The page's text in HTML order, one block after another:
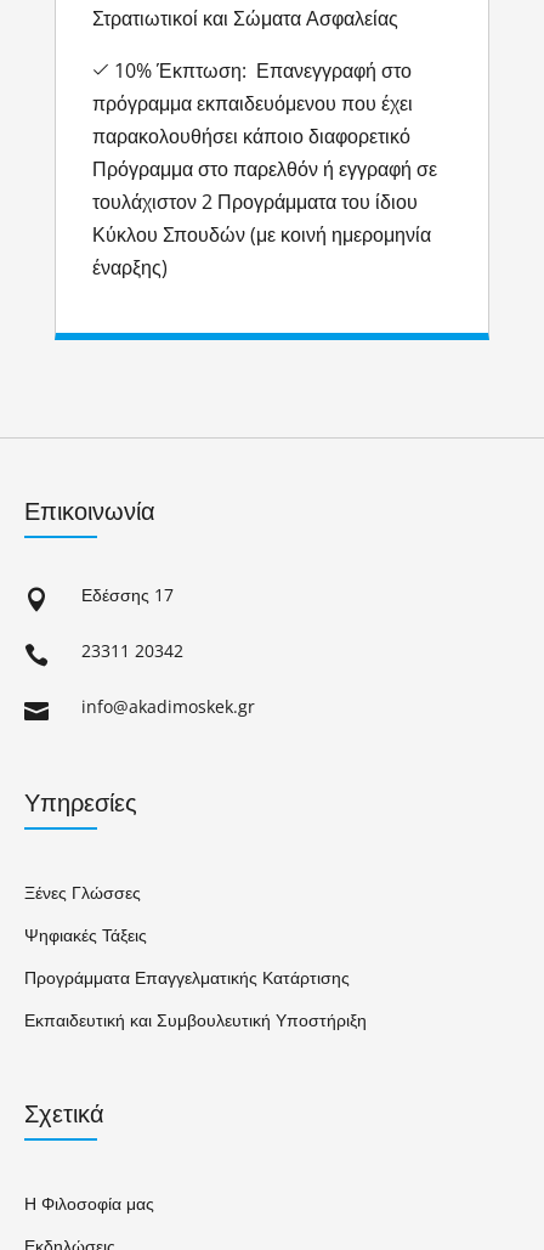
Στρατιωτικοί και Σώματα Ασφαλείας
10% Έκπτωση: Επανεγγραφή στο
πρόγραμμα εκπαιδευόμενου που έχει
παρακολουθήσει κάποιο διαφορετικό
Πρόγραμμα στο παρελθόν ή εγγραφή σε
τουλάχιστον 2 Προγράμματα του ίδιου
Κύκλου Σπουδών (με κοινή ημερομηνία
έναρξης)
Επικοινωνία
 Εδέσσης 17
 23311 20342
 info@akadimoskek.gr
Υπηρεσίες
Ξένες Γλώσσες
Ψηφιακές Τάξεις
Προγράμματα Επαγγελματικής Κατάρτισης
Εκπαιδευτική και Συμβουλευτική Υποστήριξη
Σχετικά
Η Φιλοσοφία μας